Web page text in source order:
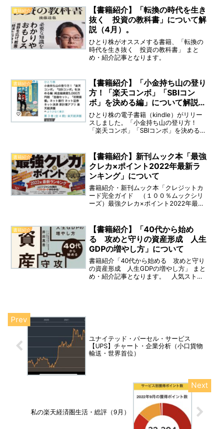
が多かったのです！ 国内外で累計600
万部を超える ”断捨離” の提唱者(やまし
たひでこ)が、お金持ち生活に近づく為の
モノと付き合い方、空間の整え方、お金
についての考え方を提案。
書籍紹介
【書籍紹介】「転換の時代を生き
抜く 投資の教科書」について解
説（4月）。
ひとり株がオススメする書籍、「転換の
時代を生き抜く 投資の教科書」 まと
め・紹介記事となります。
書籍紹介
【書籍紹介】「小金持ち山の登り
方！「楽天コンボ」「SBIコン
ボ」を決める編」について解説。
（6月）
ひとり株の電子書籍（kindle）がリリー
スしました。「小金持ち山の登り方！
「楽天コンボ」「SBIコンボ」を決める
備」を整えよう！皆様は「小金持ち」の
定義とは？と聞か...
書籍紹介
【書籍紹介】新刊ムック本「最強
クレカ×ポイント2022年最新ラ
ンキング」について
書籍紹介・新刊ムック本「クレジットカ
ード完全ガイド （１００％ムックシリ
ーズ）最強クレカ×ポイント2022年最新
書籍」magazine ＋ book ＝ mook（ム
ック）いま本当に得をする、最強のクレ
ジットカードはどれになるか分かる一
冊。 2021年～2022年版対応の、最新
ランキングのご紹介になります！
書籍紹介
【書籍紹介】「40代から始め
る 攻めと守りの資産形成 人生
GDPの増やし方」について
書籍紹介「40代から始める 攻めと守り
の資産形成 人生GDPの増やし方」 まと
め・紹介記事となります。 人気ストラ
ユナイテッド・パーセル・サービス
【UPS】チャート・企業分析（小口貨物
輸送・世界首位）
私の楽天経済圏生活・総評（9月）